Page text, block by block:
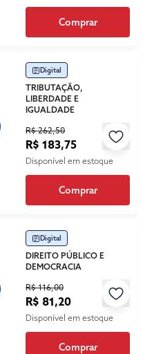
Comprar
Digital
TRIBUTAÇÃO,
LIBERDADE E
IGUALDADE
R$ 262,50
R$ 183,75
Disponível em estoque
Comprar
Digital
DIREITO PÚBLICO E
DEMOCRACIA
R$ 116,00
R$ 81,20
Disponível em estoque
Comprar